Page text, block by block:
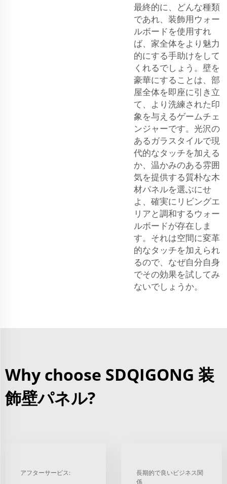
最終的に、どんな種類
であれ、装飾用ウォー
ルボードを使用すれ
ば、家全体をより魅力
的にする手助けをして
くれるでしょう。壁を
豪華にすることは、部
屋全体を即座に引き立
て、より洗練された印
象を与えるゲームチェ
ンジャーです。光沢の
あるガラスタイルで現
代的なタッチを加える
か、温かみのある雰囲
気を提供する質朴な木
材パネルを選ぶにせ
よ、確実にリビングエ
リアと調和するウォー
ルボードが存在しま
す。それは空間に変革
的なタッチを加えられ
るので、なぜ自分自身
でその効果を試してみ
ないでしょうか。
Why choose SDQIGONG 装
飾壁パネル?
アフターサービス:
長期的で良いビジネス関
係